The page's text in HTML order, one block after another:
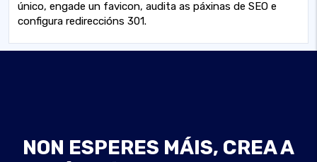
único, engade un favicon, audita as páxinas de SEO e
configura redireccións 301.
NON ESPERES MÁIS, CREA A